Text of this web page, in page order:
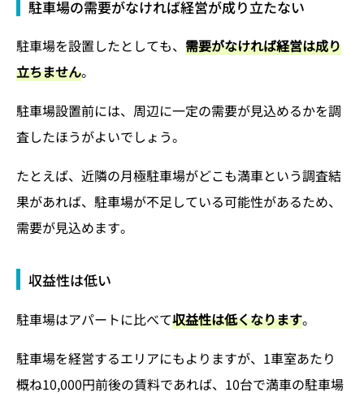
駐車場の需要がなければ経営が成り立たない
駐車場を設置したとしても、 需要がなければ経営は成り
立ちません。
駐車場設置前には、周辺に一定の需要が見込めるかを調
査したほうがよいでしょう。
たとえば、近隣の月極駐車場がどこも満車という調査結
果があれば、駐車場が不足している可能性があるため、
需要が見込めます。
収益性は低い
駐車場はアパートに比べて収益性は低くなります。
駐車場を経営するエリアにもよりますが、1車室あたり
概ね10,000円前後の賃料であれば、10台で満車の駐車場